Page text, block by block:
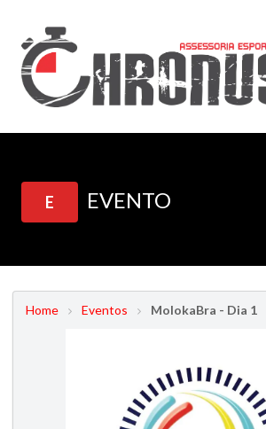
E EVENTO
Home Eventos MolokaBra - Dia 1